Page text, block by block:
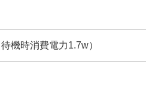
機時消費電力1.7w）